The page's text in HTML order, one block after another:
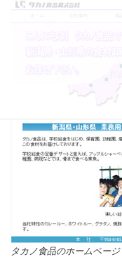
タカノ食品のホームページ